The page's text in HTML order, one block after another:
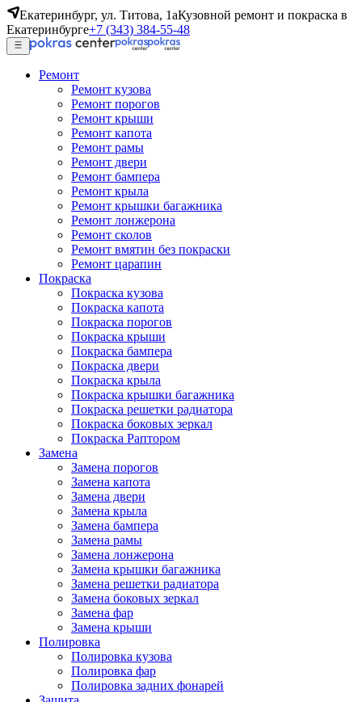
Екатеринбург, ул. Титова, 1аКузовной ремонт и покраска в
Екатеринбурге+7 (343) 384-55-48
Ремонт
Ремонт кузова
Ремонт порогов
Ремонт крыши
Ремонт капота
Ремонт рамы
Ремонт двери
Ремонт бампера
Ремонт крыла
Ремонт крышки багажника
Ремонт лонжерона
Ремонт сколов
Ремонт вмятин без покраски
Ремонт царапин
Покраска
Покраска кузова
Покраска капота
Покраска порогов
Покраска крыши
Покраска бампера
Покраска двери
Покраска крыла
Покраска крышки багажника
Покраска решетки радиатора
Покраска боковых зеркал
Покраска Раптором
Замена
Замена порогов
Замена капота
Замена двери
Замена крыла
Замена бампера
Замена рамы
Замена лонжерона
Замена крышки багажника
Замена решетки радиатора
Замена боковых зеркал
Замена фар
Замена крыши
Полировка
Полировка кузова
Полировка фар
Полировка задних фонарей